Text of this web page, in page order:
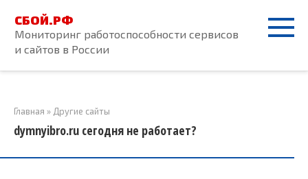
контенту
СБОЙ.РФ
Мониторинг работоспособности сервисов
и сайтов в России
Главная » Другие сайты
dymnyibro.ru сегодня не работает?